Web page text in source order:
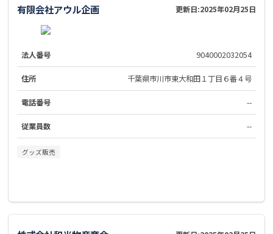
有限会社アウル企画 更新日:2025年02月25日
法人番号 9040002032054
住所 千葉県市川市東大和田１丁目６番４号
電話番号 --
従業員数 --
グッズ販売